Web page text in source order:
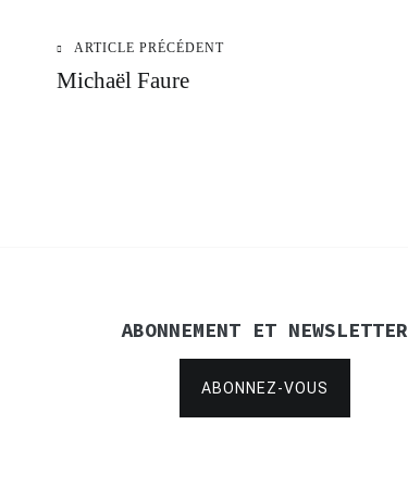
Navigation
ARTICLE PRÉCÉDENT
Michaël Faure
ABONNEMENT ET NEWSLETTER
ABONNEZ-VOUS